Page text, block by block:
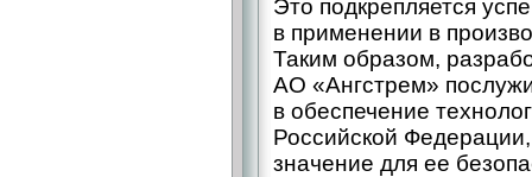
Это подкрепляется
в применении в
Таким образом,
АО «Ангстрем»
в обеспечение
Российской
значение для ее